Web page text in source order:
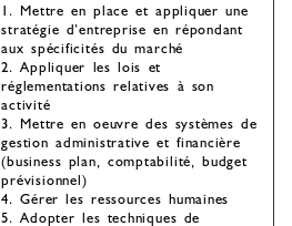
1. Mettre en place et appliquer une
stratégie d’entreprise en répondant
aux spécificités du marché
2. Appliquer les lois et
réglementations relatives à son
activité
3. Mettre en oeuvre des systèmes de
gestion administrative et financière
(business plan, comptabilité, budget
prévisionnel)
4. Gérer les ressources humaines
5. Adopter les techniques de